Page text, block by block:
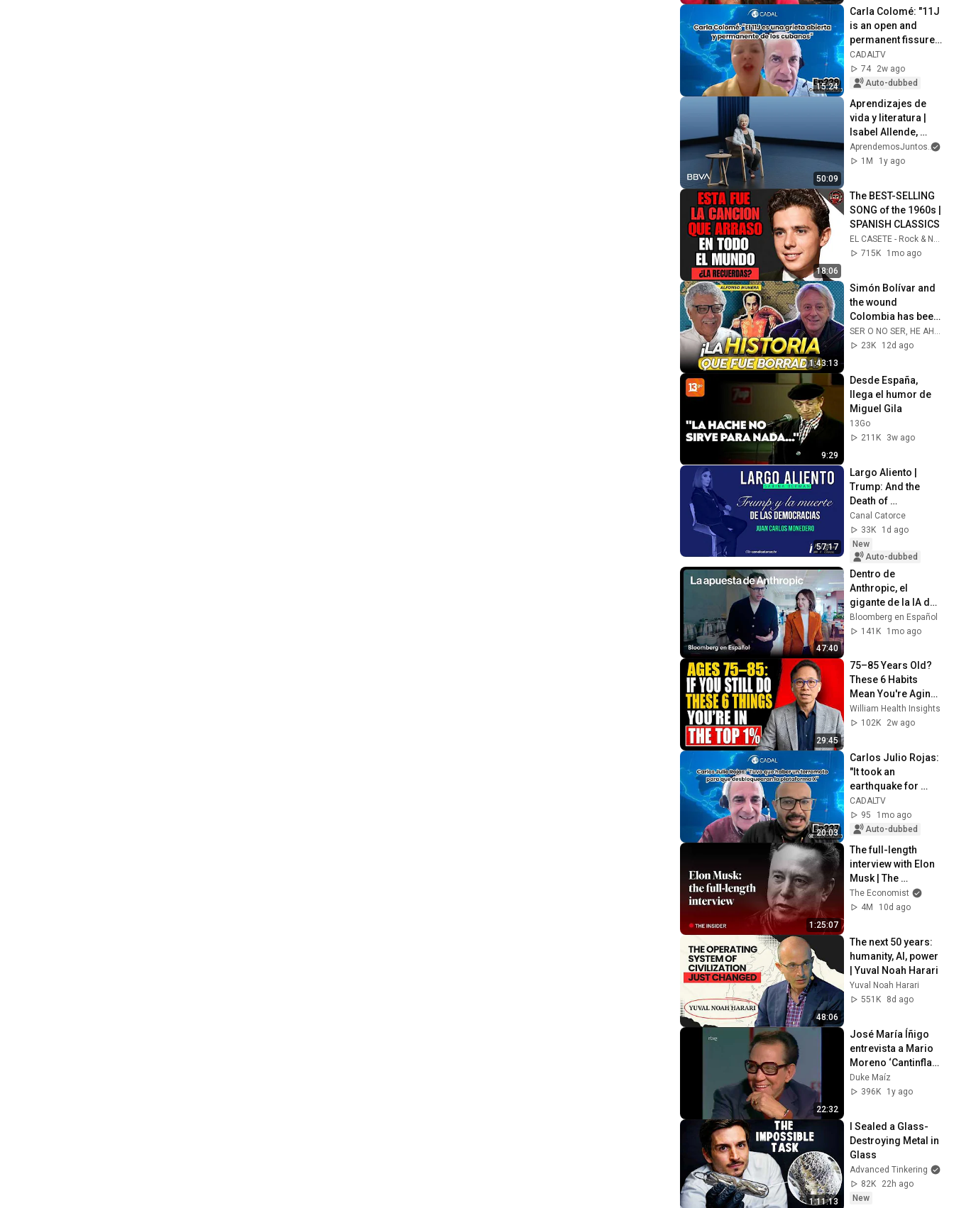
15:24
Carla Colomé: "11J
is an open and
permanent fissure
for Cubans"
CADALTV
74
2w ago
Auto-dubbed
50:09
Aprendizajes de
vida y literatura |
Isabel Allende,
escritora
AprendemosJuntos
1M
1y ago
18:06
The BEST-SELLING
SONG of the 1960s |
SPANISH CLASSICS
715K
1mo ago
1:43:13
Simón Bolívar and
the wound
Colombia has been
carrying for 200
years | To be or not
23K
12d ago
9:29
Desde España,
llega el humor de
Miguel Gila
13Go
211K
3w ago
57:17
Largo Aliento |
Trump: And the
Death of
Democracies. Juan
Carlos Monedero
Canal Catorce
33K
1d ago
New
Auto-dubbed
47:40
Dentro de
Anthropic, el
gigante de la IA de
US$965.000
millones | The
Bloomberg en Español
141K
1mo ago
29:45
75–85 Years Old?
These 6 Habits
Mean You're Aging
Exceptionally Well
William Health Insights
102K
2w ago
20:03
Carlos Julio Rojas:
"It took an
earthquake for
them to unblock the
X platform"
CADALTV
95
1mo ago
Auto-dubbed
1:25:07
The full-length
interview with Elon
Musk | The
Economist
The Economist
4M
10d ago
48:06
The next 50 years:
humanity, AI, power
| Yuval Noah Harari
Yuval Noah Harari
551K
8d ago
22:32
José María Íñigo
entrevista a Mario
Moreno ‘Cantinflas’
30/11/1983
Duke Maíz
396K
1y ago
1:11:13
I Sealed a Glass-
Destroying Metal in
Glass
Advanced Tinkering
82K
22h ago
New